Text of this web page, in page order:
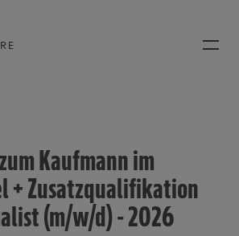
Kaufmann im
+ Zusatzqualifikation
(m/w/d) - 2026